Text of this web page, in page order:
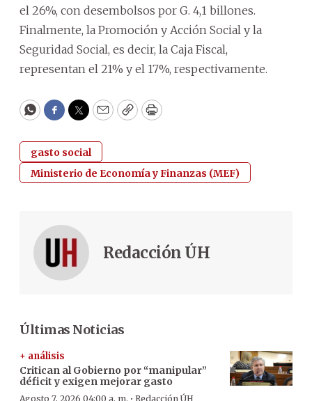
el 26%, con desembolsos por G. 4,1 billones.
Finalmente, la Promoción y Acción Social y la
Seguridad Social, es decir, la Caja Fiscal,
representan el 21% y el 17%, respectivamente.
WhatsApp
Facebook
Twitter
EmailCopyPrint
gasto social
Ministerio de Economía y Finanzas (MEF)
Redacción ÚH
Últimas Noticias
+ análisis
Critican al Gobierno por “manipular”
déficit y exigen mejorar gasto
Agosto 7, 2026 04:00 a. m. Redacción ÚH